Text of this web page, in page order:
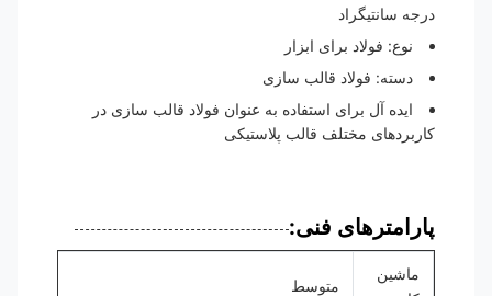
درجه سانتیگراد
نوع: فولاد برای ابزار
دسته: فولاد قالب سازی
ایده آل برای استفاده به عنوان فولاد قالب سازی در
کاربردهای مختلف قالب پلاستیکی
پارامترهای فنی:
ماشین
متوسط